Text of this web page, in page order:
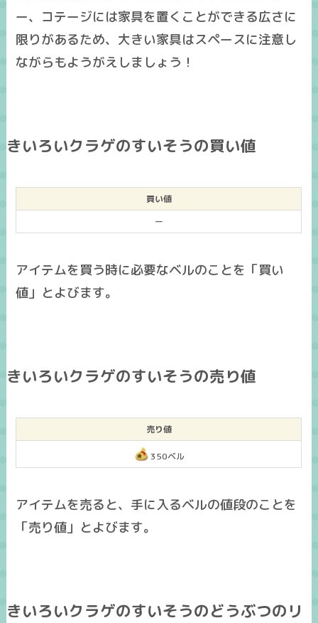
ー、コテージには家具を置くことができる広さに
限りがあるため、大きい家具はスペースに注意し
ながらもようがえしましょう！
きいろいクラゲのすいそうの買い値
買い値
ー
アイテムを買う時に必要なベルのことを「買い
値」とよびます。
きいろいクラゲのすいそうの売り値
売り値
350ベル
アイテムを売ると、手に入るベルの値段のことを
「売り値」とよびます。
きいろいクラゲのすいそうのどうぶつのリ